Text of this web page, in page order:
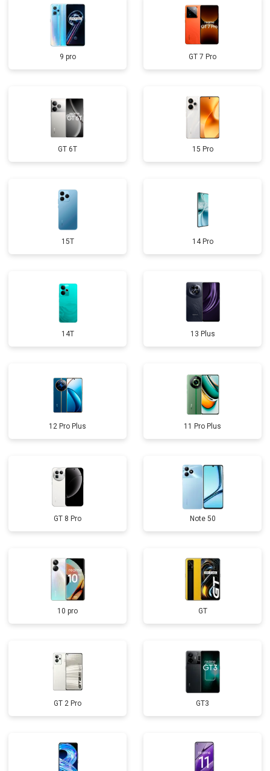
9 pro GT 7 Pro
GT 6T 15 Pro
15T 14 Pro
14T 13 Plus
12 Pro Plus 11 Pro Plus
GT 8 Pro Note 50
10 pro GT
GT 2 Pro GT3